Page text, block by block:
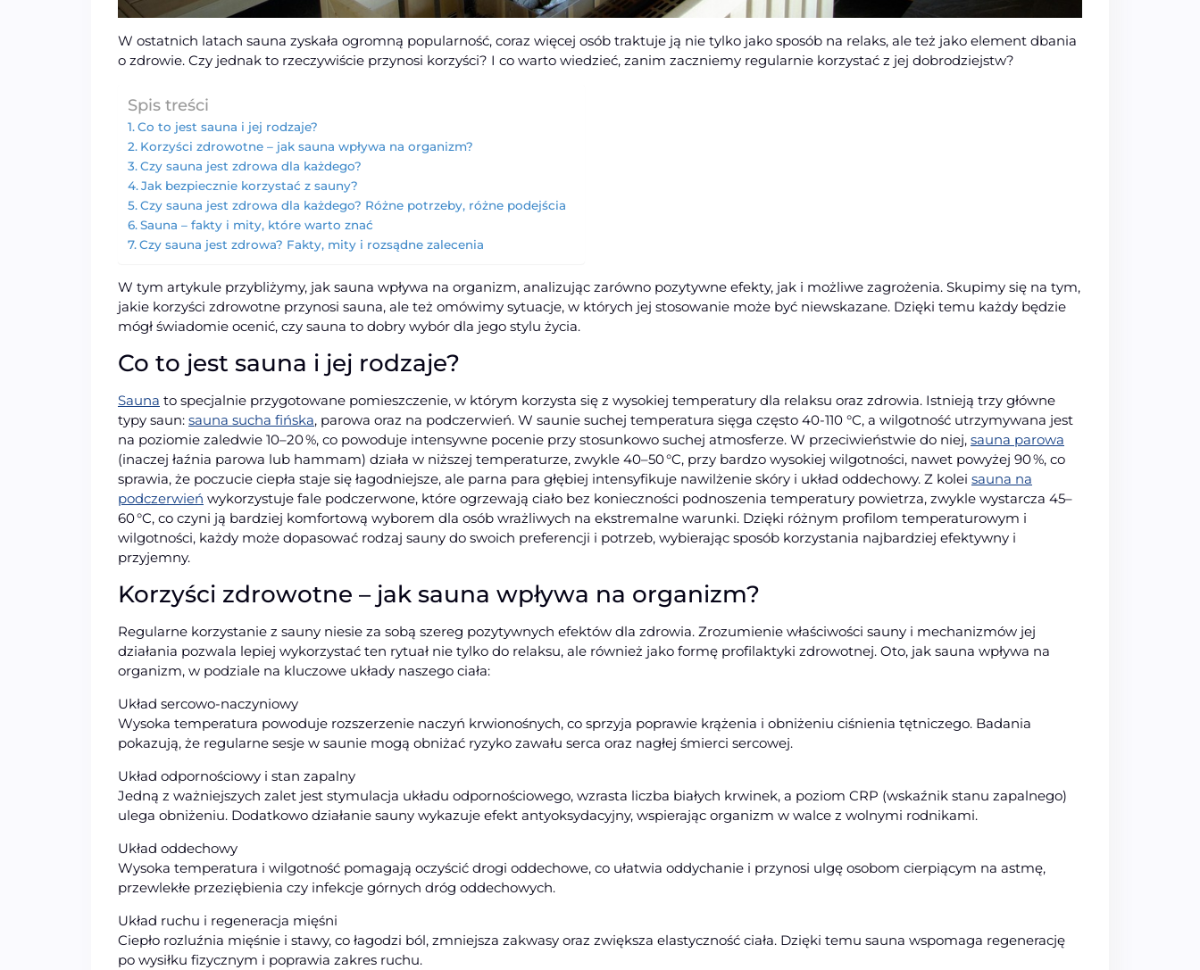
W ostatnich latach sauna zyskała ogromną popularność, coraz więcej osób traktuje ją nie tylko jako sposób na relaks, ale też jako element dbania
o zdrowie. Czy jednak to rzeczywiście przynosi korzyści? I co warto wiedzieć, zanim zaczniemy regularnie korzystać z jej dobrodziejstw?
Spis treści
Co to jest sauna i jej rodzaje?
Korzyści zdrowotne – jak sauna wpływa na organizm?
Czy sauna jest zdrowa dla każdego?
Jak bezpiecznie korzystać z sauny?
Czy sauna jest zdrowa dla każdego? Różne potrzeby, różne podejścia
Sauna – fakty i mity, które warto znać
Czy sauna jest zdrowa? Fakty, mity i rozsądne zalecenia
W tym artykule przybliżymy, jak sauna wpływa na organizm, analizując zarówno pozytywne efekty, jak i możliwe zagrożenia. Skupimy się na tym,
jakie korzyści zdrowotne przynosi sauna, ale też omówimy sytuacje, w których jej stosowanie może być niewskazane. Dzięki temu każdy będzie
mógł świadomie ocenić, czy sauna to dobry wybór dla jego stylu życia.
Co to jest sauna i jej rodzaje?
Sauna to specjalnie przygotowane pomieszczenie, w którym korzysta się z wysokiej temperatury dla relaksu oraz zdrowia. Istnieją trzy główne
typy saun: sauna sucha fińska, parowa oraz na podczerwień. W saunie suchej temperatura sięga często 40-110 °C, a wilgotność utrzymywana jest
na poziomie zaledwie 10–20 %, co powoduje intensywne pocenie przy stosunkowo suchej atmosferze. W przeciwieństwie do niej, sauna parowa
(inaczej łaźnia parowa lub hammam) działa w niższej temperaturze, zwykle 40–50 °C, przy bardzo wysokiej wilgotności, nawet powyżej 90 %, co
sprawia, że poczucie ciepła staje się łagodniejsze, ale parna para głębiej intensyfikuje nawilżenie skóry i układ oddechowy. Z kolei sauna na
podczerwień wykorzystuje fale podczerwone, które ogrzewają ciało bez konieczności podnoszenia temperatury powietrza, zwykle wystarcza 45–
60 °C, co czyni ją bardziej komfortową wyborem dla osób wrażliwych na ekstremalne warunki. Dzięki różnym profilom temperaturowym i
wilgotności, każdy może dopasować rodzaj sauny do swoich preferencji i potrzeb, wybierając sposób korzystania najbardziej efektywny i
przyjemny.
Korzyści zdrowotne – jak sauna wpływa na organizm?
Regularne korzystanie z sauny niesie za sobą szereg pozytywnych efektów dla zdrowia. Zrozumienie właściwości sauny i mechanizmów jej
działania pozwala lepiej wykorzystać ten rytuał nie tylko do relaksu, ale również jako formę profilaktyki zdrowotnej. Oto, jak sauna wpływa na
organizm, w podziale na kluczowe układy naszego ciała:
Układ sercowo-naczyniowy
Wysoka temperatura powoduje rozszerzenie naczyń krwionośnych, co sprzyja poprawie krążenia i obniżeniu ciśnienia tętniczego. Badania
pokazują, że regularne sesje w saunie mogą obniżać ryzyko zawału serca oraz nagłej śmierci sercowej.
Układ odpornościowy i stan zapalny
Jedną z ważniejszych zalet jest stymulacja układu odpornościowego, wzrasta liczba białych krwinek, a poziom CRP (wskaźnik stanu zapalnego)
ulega obniżeniu. Dodatkowo działanie sauny wykazuje efekt antyoksydacyjny, wspierając organizm w walce z wolnymi rodnikami.
Układ oddechowy
Wysoka temperatura i wilgotność pomagają oczyścić drogi oddechowe, co ułatwia oddychanie i przynosi ulgę osobom cierpiącym na astmę,
przewlekłe przeziębienia czy infekcje górnych dróg oddechowych.
Układ ruchu i regeneracja mięśni
Ciepło rozluźnia mięśnie i stawy, co łagodzi ból, zmniejsza zakwasy oraz zwiększa elastyczność ciała. Dzięki temu sauna wspomaga regenerację
po wysiłku fizycznym i poprawia zakres ruchu.